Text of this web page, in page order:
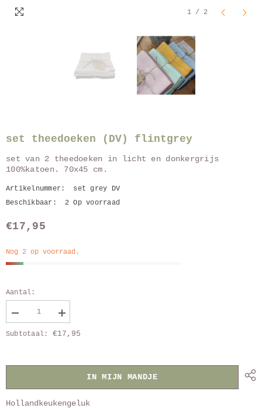
1 / 2
set theedoeken (DV) flintgrey
set van 2 theedoeken in licht en donkergrijs
100%katoen. 70x45 cm.
Artikelnummer:
set grey DV
Beschikbaar:
2 Op voorraad
€17,95
Nog 2 op voorraad.
Aantal:
aantal
van
Vergroot
aantal
van
Subtotaal: €17,95
IN MIJN MANDJE
Hollandkeukengeluk